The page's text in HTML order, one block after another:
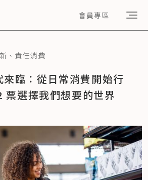
會員專區
、 責任消費
臨：從日常消費開始行
票選擇我們想要的世界